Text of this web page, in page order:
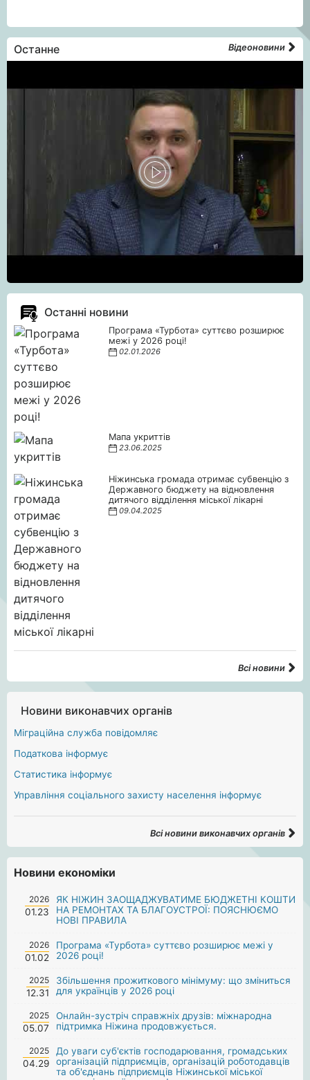
Останне Відеоновини
Останні новини
Програма «Турбота» суттєво розширює
межі у 2026 році!
02.01.2026
Мапа укриттів
23.06.2025
Ніжинська громада отримає субвенцію з
Державного бюджету на відновлення
дитячого відділення міської лікарні
09.04.2025
Всі новини
Новини виконавчих органів
Міграційна служба повідомляє
Податкова інформує
Статистика інформує
Управління соціального захисту населення інформує
Всі новини виконавчих органів
Новини економіки
2026
01.23
ЯК НІЖИН ЗАОЩАДЖУВАТИМЕ БЮДЖЕТНІ КОШТИ
НА РЕМОНТАХ ТА БЛАГОУСТРОЇ: ПОЯСНЮЄМО
НОВІ ПРАВИЛА
2026
01.02
Програма «Турбота» суттєво розширює межі у
2026 році!
2025
12.31
Збільшення прожиткового мінімуму: що зміниться
для українців у 2026 році
2025
05.07
Онлайн-зустріч справжніх друзів: міжнародна
підтримка Ніжина продовжується.
2025
04.29
До уваги суб'єктів господарювання, громадських
організацій підприємців, організацій роботодавців
та об'єднань підприємців Ніжинської міської